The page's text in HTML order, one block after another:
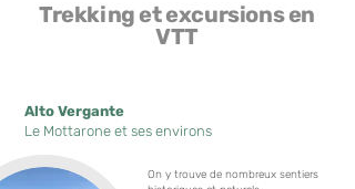
Trekking et excursions en
VTT
Alto Vergante
Le Mottarone et ses environs
On y trouve de nombreux sentiers